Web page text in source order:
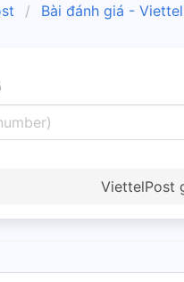
Bài đánh giá -
ViettelPost